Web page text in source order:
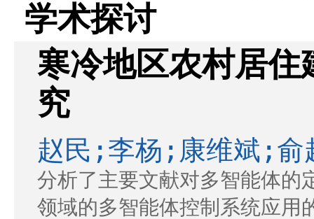
学术探讨
寒冷地区农村居住
究
赵民;李杨;康维斌;俞
分析了主要文献对多智能体的
领域的多智能体控制系统应用